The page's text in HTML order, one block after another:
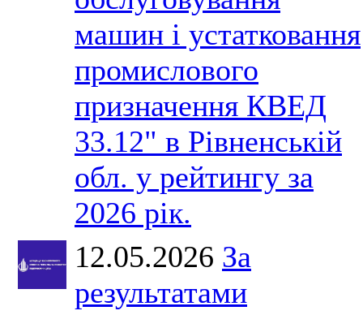
машин і устатковання
промислового
призначення КВЕД
33.12" в Рівненській
обл. у рейтингу за
2026 рік.
12.05.2026 За
результатами